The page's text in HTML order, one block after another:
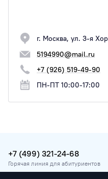
г. Москва, ул. 3-я
5194990@mail.ru
+7 (926) 519-49-90
ПН-ПТ 10:00-17:00
+7 (499) 321-24-68
Горячая линия для абитуриентов